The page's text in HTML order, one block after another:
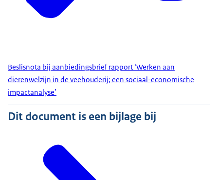
Beslisnota bij aanbiedingsbrief rapport ‘Werken aan
dierenwelzijn in de veehouderij; een sociaal-economische
impactanalyse’
Dit document is een bijlage bij